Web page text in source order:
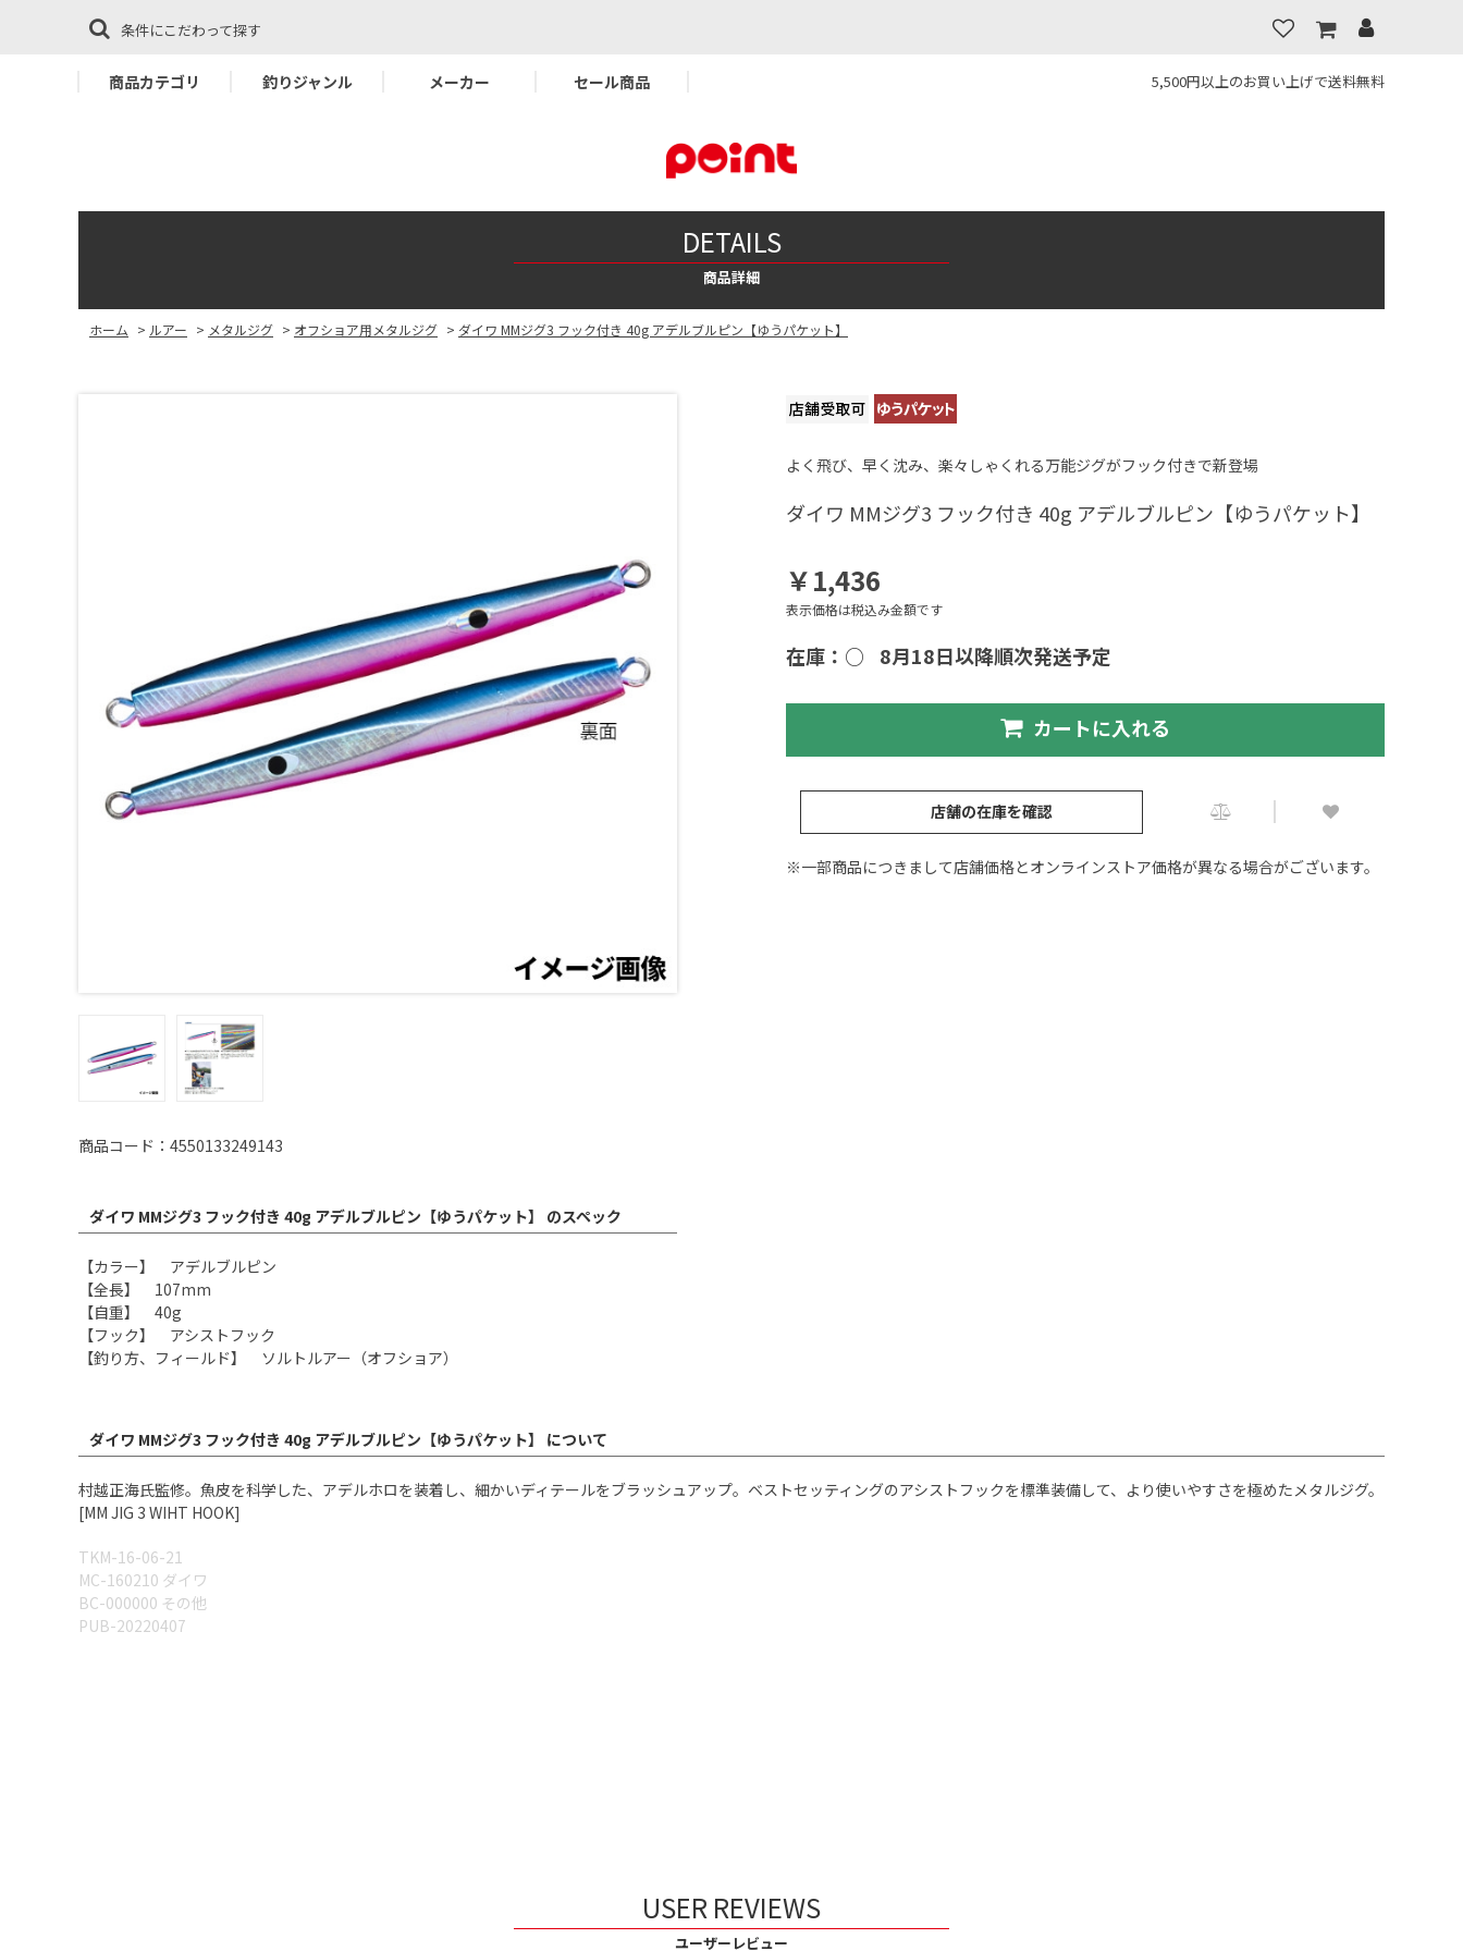
条件にこだわって探す
商品カテゴリ 釣りジャンル メーカー セール商品 5,500円以上のお買い上げで送料無料
DETAILS
商品詳細
ホーム > ルアー > メタルジグ > オフショア用メタルジグ > ダイワ MMジグ3 フック付き 40g アデルブルピン【ゆうパケット】
商品コード：4550133249143
ダイワ MMジグ3 フック付き 40g アデルブルピン【ゆうパケット】 のスペック
【カラー】 アデルブルピン
【全長】 107mm
【自重】 40g
【フック】 アシストフック
【釣り方、フィールド】 ソルトルアー（オフショア）
よく飛び、早く沈み、楽々しゃくれる万能ジグがフック付きで新登場
ダイワ MMジグ3 フック付き 40g アデルブルピン【ゆうパケット】
￥1,436
表示価格は税込み金額です
在庫：○ 8月18日以降順次発送予定
カートに入れる
店舗の在庫を確認
※一部商品につきまして店舗価格とオンラインストア価格が異なる場合がございます。
ダイワ MMジグ3 フック付き 40g アデルブルピン【ゆうパケット】 について
村越正海氏監修。魚皮を科学した、アデルホロを装着し、細かいディテールをブラッシュアップ。ベストセッティングのアシストフックを標準装備して、より使いやすさを極めたメタルジグ。
[MM JIG 3 WIHT HOOK]
TKM-16-06-21
MC-160210 ダイワ
BC-000000 その他
PUB-20220407
USER REVIEWS
ユーザーレビュー